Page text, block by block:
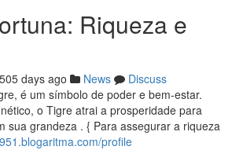
Riqueza e
505 days ago News
Discuss
é um símbolo de poder e bem-estar.
o Tigre atrai a prosperidade para
sua grandeza . { Para assegurar a riqueza
profile